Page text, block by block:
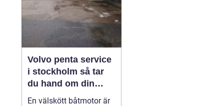
Volvo penta service
i stockholm så tar
du hand om din
båtmotor på rätt sätt
En välskött båtmotor är